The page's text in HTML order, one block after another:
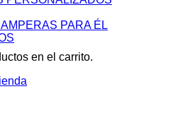
en el carrito.
PARA ÉL